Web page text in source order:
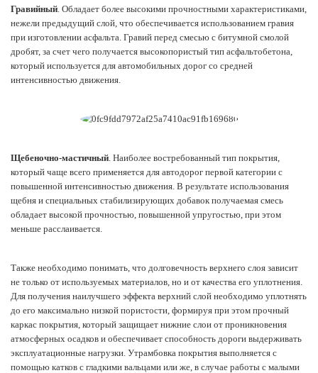
Гравийный . Обладает более высокими прочностными характеристиками,
нежели предыдущий слой, что обеспечивается использованием гравия
при изготовлении асфальта. Гравий перед смесью с битумной смолой
дробят, за счет чего получается высокопористый тип асфальтобетона,
который используется для автомобильных дорог со средней
интенсивностью движения.
Щебеночно-мастичный . Наиболее востребованный тип покрытия,
который чаще всего применяется для автодорог первой категории с
повышенной интенсивностью движения. В результате использования
щебня и специальных стабилизирующих добавок получаемая смесь
обладает высокой прочностью, повышенной упругостью, при этом
меньше расслаивается.
Также необходимо понимать, что долговечность верхнего слоя зависит
не только от используемых материалов, но и от качества его уплотнения.
Для получения наилучшего эффекта верхний слой необходимо уплотнять
до его максимально низкой пористости, формируя при этом прочный
каркас покрытия, который защищает нижние слои от проникновения
атмосферных осадков и обеспечивает способность дороги выдерживать
эксплуатационные нагрузки. Утрамбовка покрытия выполняется с
помощью катков с гладкими вальцами или же, в случае работы с малыми